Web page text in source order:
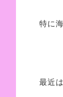
特に
最近